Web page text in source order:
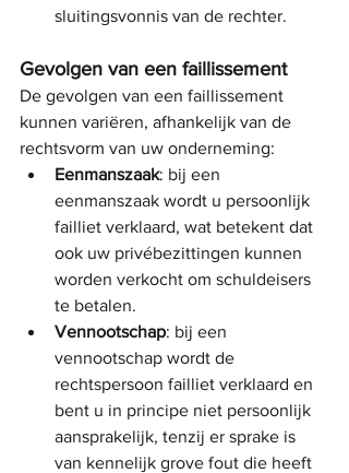
sluitingsvonnis van de rechter.
Gevolgen van een faillissement
De gevolgen van een faillissement
kunnen variëren, afhankelijk van de
rechtsvorm van uw onderneming:
Eenmanszaak: bij een
eenmanszaak wordt u persoonlijk
failliet verklaard, wat betekent dat
ook uw privébezittingen kunnen
worden verkocht om schuldeisers
te betalen.
Vennootschap: bij een
vennootschap wordt de
rechtspersoon failliet verklaard en
bent u in principe niet persoonlijk
aansprakelijk, tenzij er sprake is
van kennelijk grove fout die heeft